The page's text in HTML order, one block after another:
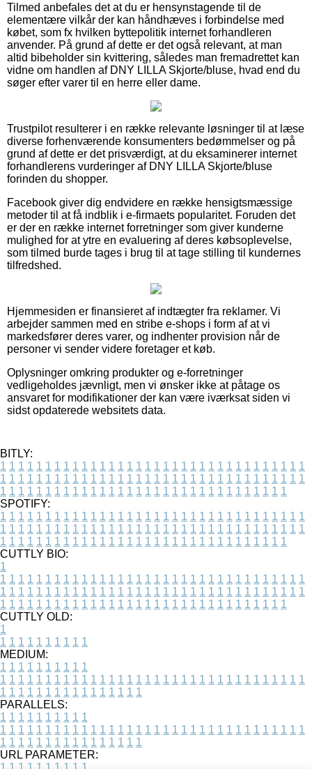
Tilmed anbefales det at du er hensynstagende til de
elementære vilkår der kan håndhæves i forbindelse med
købet, som fx hvilken byttepolitik internet forhandleren
anvender. På grund af dette er det også relevant, at man
altid bibeholder sin kvittering, således man fremadrettet kan
vidne om handlen af DNY LILLA Skjorte/bluse, hvad end du
søger efter varer til en herre eller dame.
Trustpilot resulterer i en række relevante løsninger til at læse
diverse forhenværende konsumenters bedømmelser og på
grund af dette er det prisværdigt, at du eksaminerer internet
forhandlerens vurderinger af DNY LILLA Skjorte/bluse
forinden du shopper.
Facebook giver dig endvidere en række hensigtsmæssige
metoder til at få indblik i e-firmaets popularitet. Foruden det
er der en række internet forretninger som giver kunderne
mulighed for at ytre en evaluering af deres købsoplevelse,
som tilmed burde tages i brug til at tage stilling til kundernes
tilfredshed.
Hjemmesiden er finansieret af indtægter fra reklamer. Vi
arbejder sammen med en stribe e-shops i form af at vi
markedsfører deres varer, og indhenter provision når de
personer vi sender videre foretager et køb.
Oplysninger omkring produkter og e-forretninger
vedligeholdes jævnligt, men vi ønsker ikke at påtage os
ansvaret for modifikationer der kan være iværksat siden vi
sidst opdaterede websitets data.
BITLY:
1 1 1 1 1 1 1 1 1 1 1 1 1 1 1 1 1 1 1 1 1 1 1 1 1 1 1 1 1 1 1 1 1 1
1 1 1 1 1 1 1 1 1 1 1 1 1 1 1 1 1 1 1 1 1 1 1 1 1 1 1 1 1 1 1 1 1 1
1 1 1 1 1 1 1 1 1 1 1 1 1 1 1 1 1 1 1 1 1 1 1 1 1 1 1 1 1 1 1 1
SPOTIFY:
1 1 1 1 1 1 1 1 1 1 1 1 1 1 1 1 1 1 1 1 1 1 1 1 1 1 1 1 1 1 1 1 1 1
1 1 1 1 1 1 1 1 1 1 1 1 1 1 1 1 1 1 1 1 1 1 1 1 1 1 1 1 1 1 1 1 1 1
1 1 1 1 1 1 1 1 1 1 1 1 1 1 1 1 1 1 1 1 1 1 1 1 1 1 1 1 1 1 1 1
CUTTLY BIO:
1
1 1 1 1 1 1 1 1 1 1 1 1 1 1 1 1 1 1 1 1 1 1 1 1 1 1 1 1 1 1 1 1 1 1
1 1 1 1 1 1 1 1 1 1 1 1 1 1 1 1 1 1 1 1 1 1 1 1 1 1 1 1 1 1 1 1 1 1
1 1 1 1 1 1 1 1 1 1 1 1 1 1 1 1 1 1 1 1 1 1 1 1 1 1 1 1 1 1 1 1
CUTTLY OLD:
1
1 1 1 1 1 1 1 1 1 1
MEDIUM:
1 1 1 1 1 1 1 1 1 1
1 1 1 1 1 1 1 1 1 1 1 1 1 1 1 1 1 1 1 1 1 1 1 1 1 1 1 1 1 1 1 1 1 1
1 1 1 1 1 1 1 1 1 1 1 1 1 1 1 1
PARALLELS:
1 1 1 1 1 1 1 1 1 1
1 1 1 1 1 1 1 1 1 1 1 1 1 1 1 1 1 1 1 1 1 1 1 1 1 1 1 1 1 1 1 1 1 1
1 1 1 1 1 1 1 1 1 1 1 1 1 1 1 1
URL PARAMETER: